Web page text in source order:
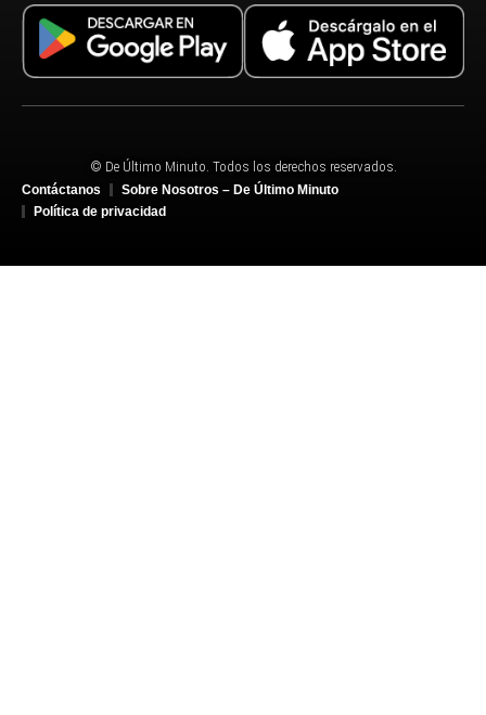
© De Último Minuto. Todos los derechos reservados.
Contáctanos
Sobre Nosotros – De Último Minuto
Política de privacidad